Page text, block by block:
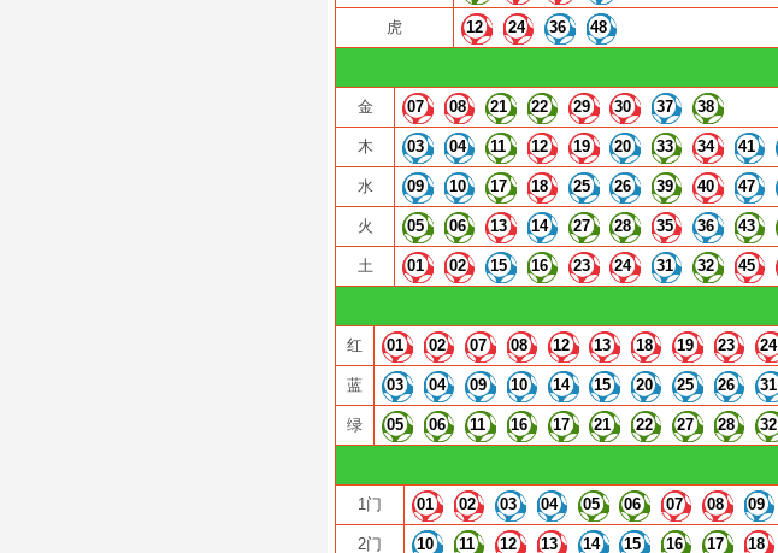
虎 12 24 36 48
金 07 08 21 22 29 30 37 38
木 03 04 11 12 19 20 33 34 41
水 09 10 17 18 25 26 39 40 47
火 05 06 13 14 27 28 35 36 43
土 01 02 15 16 23 24 31 32 45
红 01 02 07 08 12 13 18 19 23 24
蓝 03 04 09 10 14 15 20 25 26 31
绿 05 06 11 16 17 21 22 27 28 32
1门 01 02 03 04 05 06 07 08 09
2门 10 11 12 13 14 15 16 17 18